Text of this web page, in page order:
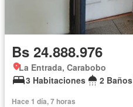
Bs 24.888.976
La Entrada, Carabobo
3 Habitaciones
2 Baños
Hace 1 día, 7 horas